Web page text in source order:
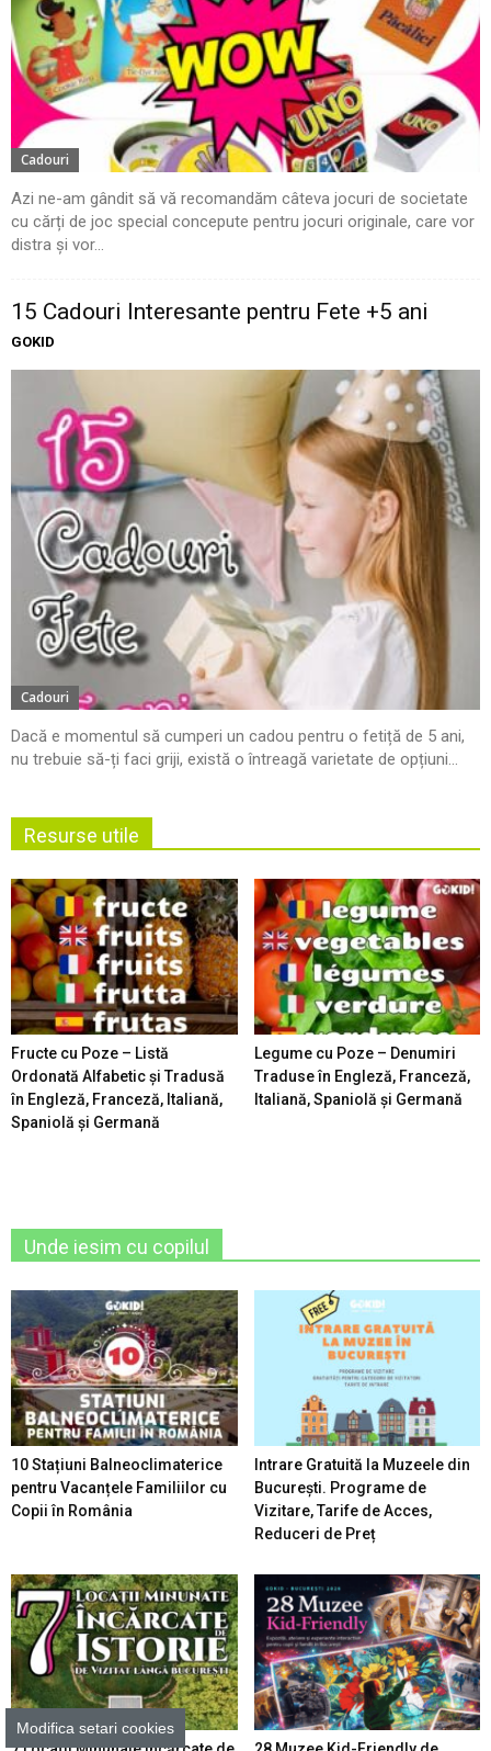
Cadouri
Azi ne-am gândit să vă recomandăm câteva jocuri de societate
cu cărți de joc special concepute pentru jocuri originale, care vor
distra și vor...
15 Cadouri Interesante pentru Fete +5 ani
GOKID
Cadouri
Dacă e momentul să cumperi un cadou pentru o fetiță de 5 ani,
nu trebuie să-ți faci griji, există o întreagă varietate de opțiuni...
Resurse utile
Fructe cu Poze – Listă
Ordonată Alfabetic şi Tradusă
în Engleză, Franceză, Italiană,
Spaniolă şi Germană
Legume cu Poze – Denumiri
Traduse în Engleză, Franceză,
Italiană, Spaniolă şi Germană
Unde iesim cu copilul
10 Stațiuni Balneoclimaterice
pentru Vacanțele Familiilor cu
Copii în România
Intrare Gratuită la Muzeele din
București. Programe de
Vizitare, Tarife de Acces,
Reduceri de Preț
Modifica setari cookies